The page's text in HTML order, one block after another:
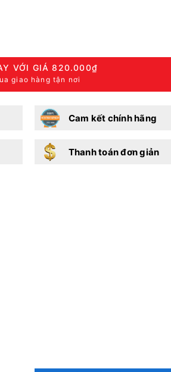
VỚI GIÁ820.000₫
giao hàng tận nơi
Cam kết chính hãng
Thanh toán đơn giản